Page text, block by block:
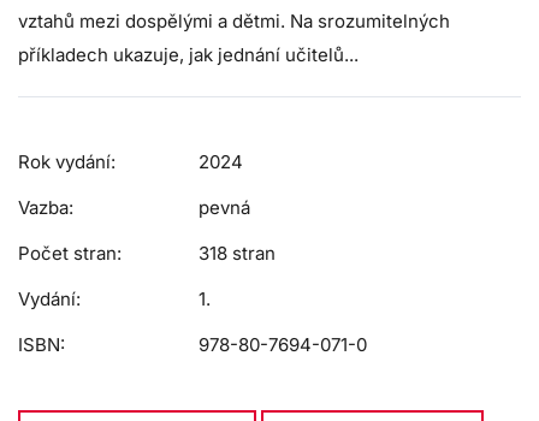
vztahů mezi dospělými a dětmi. Na srozumitelných
příkladech ukazuje, jak jednání učitelů...
Rok vydání:
2024
Vazba:
pevná
Počet stran:
318 stran
Vydání:
1.
ISBN:
978-80-7694-071-0